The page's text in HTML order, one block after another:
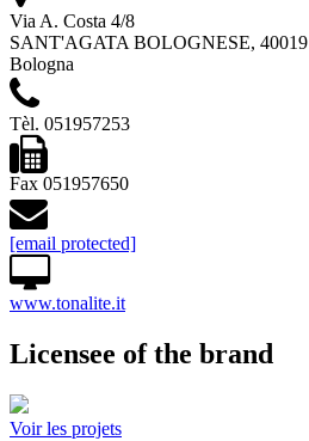
Via A. Costa 4/8
SANT'AGATA BOLOGNESE, 40019
Bologna
Tèl. 051957253
Fax 051957650
[email protected]
www.tonalite.it
Licensee of the brand
Voir les projets